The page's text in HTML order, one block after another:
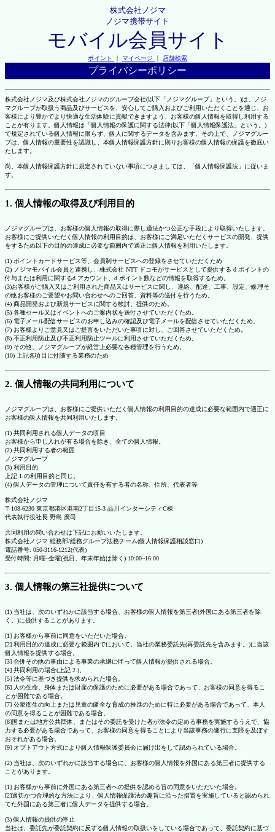
株式会社ノジマ
ノジマ携帯サイト
モバイル会員サイト
ポイント ｜ マイページ ｜ 店舗検索
プライバシーポリシー
株式会社ノジマ及び株式会社ノジマのグループ会社(以下「ノジマグループ」という。)は、ノジ
マグループが取扱う商品及びサービスを、安心してご購入およびご利用いただくことを通じ、お
客様により豊かでより快適な生活体験に貢献できますよう、お客様の個人情報を取得し利用する
ことが有ります。個人情報は「個人情報の保護に関する法律(以下「個人情報保護法」という。)
で規定されている個人情報に限らず、個人に関するデータを含みます。その上で、ノジマグルー
プは、個人情報の重要性を認識し、本個人情報保護方針に則りお客様の個人情報の保護を徹底い
たします。
尚、本個人情報保護方針に規定されていない事項につきましては、「個人情報保護法」に従いま
す。
1. 個人情報の取得及び利用目的
ノジマグループは、お客様の個人情報の取得に際し適法かつ公正な手段により取得いたします。
お客様にご提供いただく個人情報の利用目的は、お客様にご満足いただくサービスの開発、提供
をするため以下の目的の達成に必要な範囲内で適正に個人情報を利用いたします。
(1) ポイントカードサービス等、会員制サービスへの登録をさせていただくため
(2) ノジマモバイル会員と連携し、株式会社 NTT ドコモがサービスとして提供する d ポイントの
付与または利用に関するd アカウント、d ポイント数などの情報を取得するため。
(3)お客様がご購入又はご利用された商品又はサービスに関し、連絡、配達、工事、設定、修理そ
の他お客様のご要望やお問い合わせへのご回答、資料等の送付を行うため。
(4) 商品開発および新規サービスに関する検討、提供のため。
(5) 各種セール又はイベントへのご案内状を送付させていただくため。
(6) 電子メール配信サービスのお申し込みの確認及び電子メールを配信させていただくため。
(7) お客様よりご意見又はご提言をいただいた事項に対し、ご回答させていただくため。
(8) 不正利用防止及び不正利用防止ツールに利用させていただくため。
(9) その他、ノジマグループが経営上必要な各種管理を行うため。
(10) 上記各項目に付随する業務のため
2. 個人情報の共同利用について
ノジマグループは、お客様にご提供いただく個人情報の利用目的の達成に必要な範囲内で適正に
お客様の個人情報を共同利用いたします。
(1) 共同利用される個人データの項目
お客様から申し入れが有る場合を除き、全ての個人情報。
(2) 共同利用する者の範囲
ノジマグループ
(3) 利用目的
上記 1.の利用目的と同じ。
(4) 個人データの管理について責任を有する者の名称、住所、代表者等
株式会社ノジマ
〒108-6230 東京都港区港南2丁目15-3 品川インターシティC棟
代表執行役社長 野島 廣司
共同利用の問い合わせは下記にお願いいたします。
株式会社ノジマ 総務部/総務グループ法務チーム(個人情報保護相談窓口)
電話番号: 050-3116-1212(代表)
受付時間: 月曜~金曜(祝日、年末年始は除く) 10:00~16:00
3. 個人情報の第三社提供について
(1) 当社は、次のいずれかに該当する場合、お客様の個人情報を第三者(外国にある第三者を除
く。)に提供することがあります。
[1] お客様から事前に同意をいただいた場合。
[2] 利用目的の達成に必要な範囲内でにおいて、当社の業務委託先(再委託先を含みます。)に当該
個人情報を提供する場合。
[3] 合併その他の事由による事業の承継に伴って個人情報が提供される場合。
[4] 共同利用の場合(上記 2.)。
[5] 法令等に基づき提供を求められた場合。
[6] 人の生命、身体または財産の保護のために必要がある場合であって、お客様の同意を得るこ
とが困難である場合。
[7] 公衆衛生の向上または児童の健全な育成の推進のために特に必要がある場合であって、本人
の同意を得ることが困難である場合。
[8]国または地方公共団体、またはその委託を受けた者が法令の定める事務を実施するうえで、協
力する必要がある場合であって、お客様の同意を得ることにより当該事務の遂行に支障を及ぼす
おそれがある場合。
[9] オプトアウト方式により個人情報保護委員会に届け出をして認められている場合。
(2) 当社は、次のいずれかに該当する場合に、お客様の個人情報を外国にある第三者に提供する
ことがあります。
[1] お客様から事前に外国にある第三者への提供を認める旨の同意をいただいた場合。
[2]適切かつ合理的な方法により、個人情報保護法の趣旨に沿った措置を実施していると認められ
てた外国にある第三者に個人データを提供する場合。
(3) 個人情報の提供の停止
当社は、委託先が委託契約に反する個人情報の取扱いをしている場合であって、委託契約に基づ